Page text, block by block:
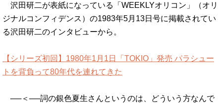
沢田研二が表紙になっている「WEEKLYオリコン」（オリ
ジナルコンフィデンス）の1983年5月13日号に掲載されてい
る沢田研二のインタビューから。
【シリーズ初回】1980年1月1日「TOKIO」発売 パラシュー
トを背負って80年代を連れてきた
──＜──詞の銀色夏生さんというのは、どういう方なんで